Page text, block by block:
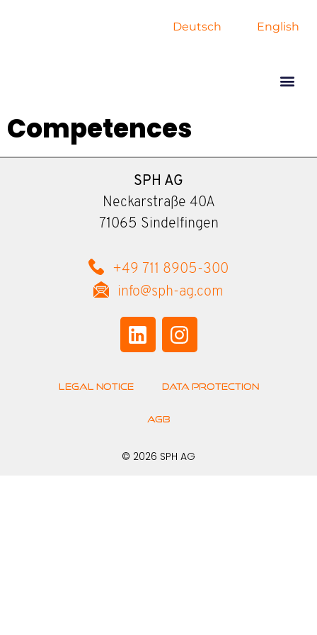
Deutsch English
Competences
SPH AG
Neckarstraße 40A
71065 Sindelfingen
+49 711 8905-300
info@sph-ag.com
Legal Notice Data Protection
AGB
© 2026 SPH AG